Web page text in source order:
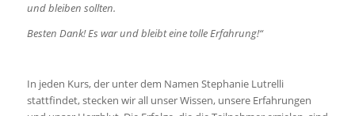
und bleiben sollten.
Besten Dank! Es war und bleibt eine tolle Erfahrung!“
In jeden Kurs, der unter dem Namen Stephanie Lutrelli
stattfindet, stecken wir all unser Wissen, unsere Erfahrungen